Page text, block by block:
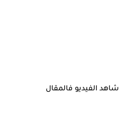
شاهد الفيديو فالمقال